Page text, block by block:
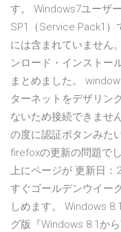
す。 Windows7ユーザ
SP1（Service Pack1
には含まれていません
ンロード・インストー
まとめました。
ターネットをデザリン
ないため接続できませ
の度に認証ボタンみた
firefoxの更新の問題で
上にページが 更新日：
すぐゴールデンウイー
しめます。 Windows
グ版『Windows 8.1か